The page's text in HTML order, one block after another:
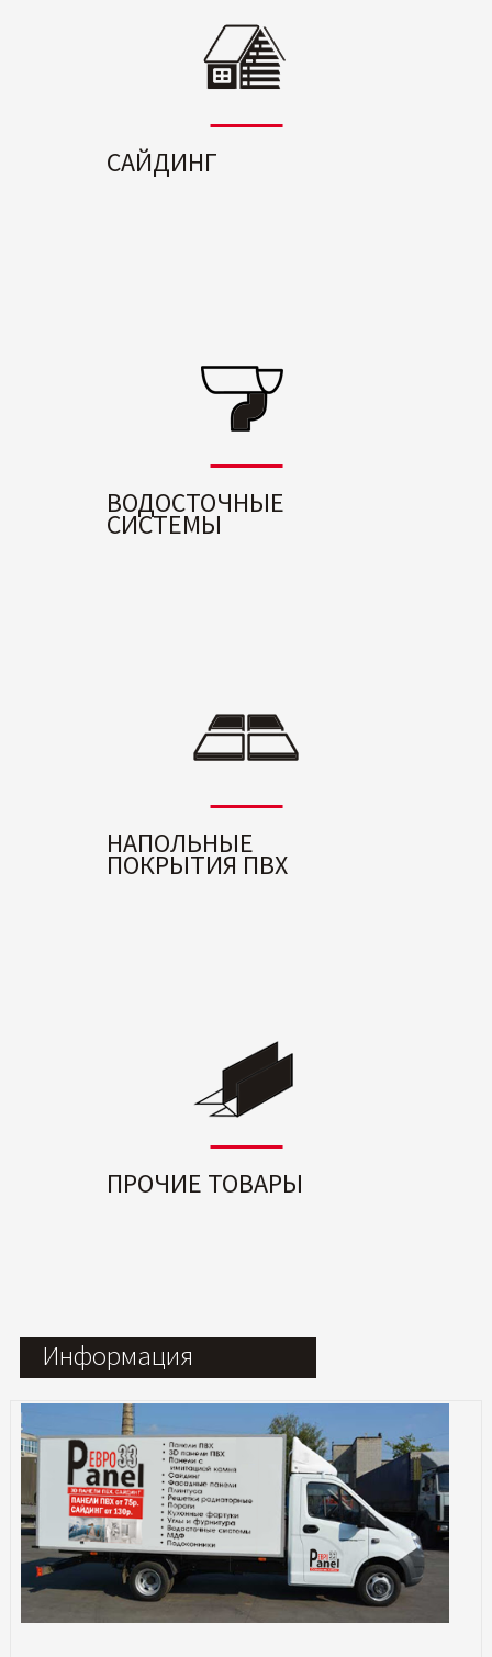
САЙДИНГ
ВОДОСТОЧНЫЕ
СИСТЕМЫ
НАПОЛЬНЫЕ
ПОКРЫТИЯ ПВХ
ПРОЧИЕ ТОВАРЫ
Информация